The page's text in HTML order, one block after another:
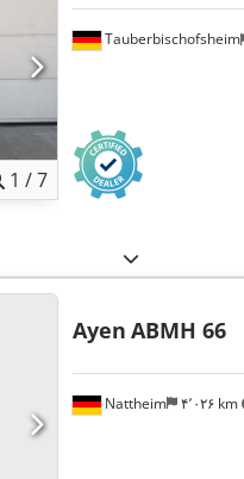
1 /7
Tauberbischofsheim
Nattheim ۴٬۰۲۶ km
Ayen ABMH 66